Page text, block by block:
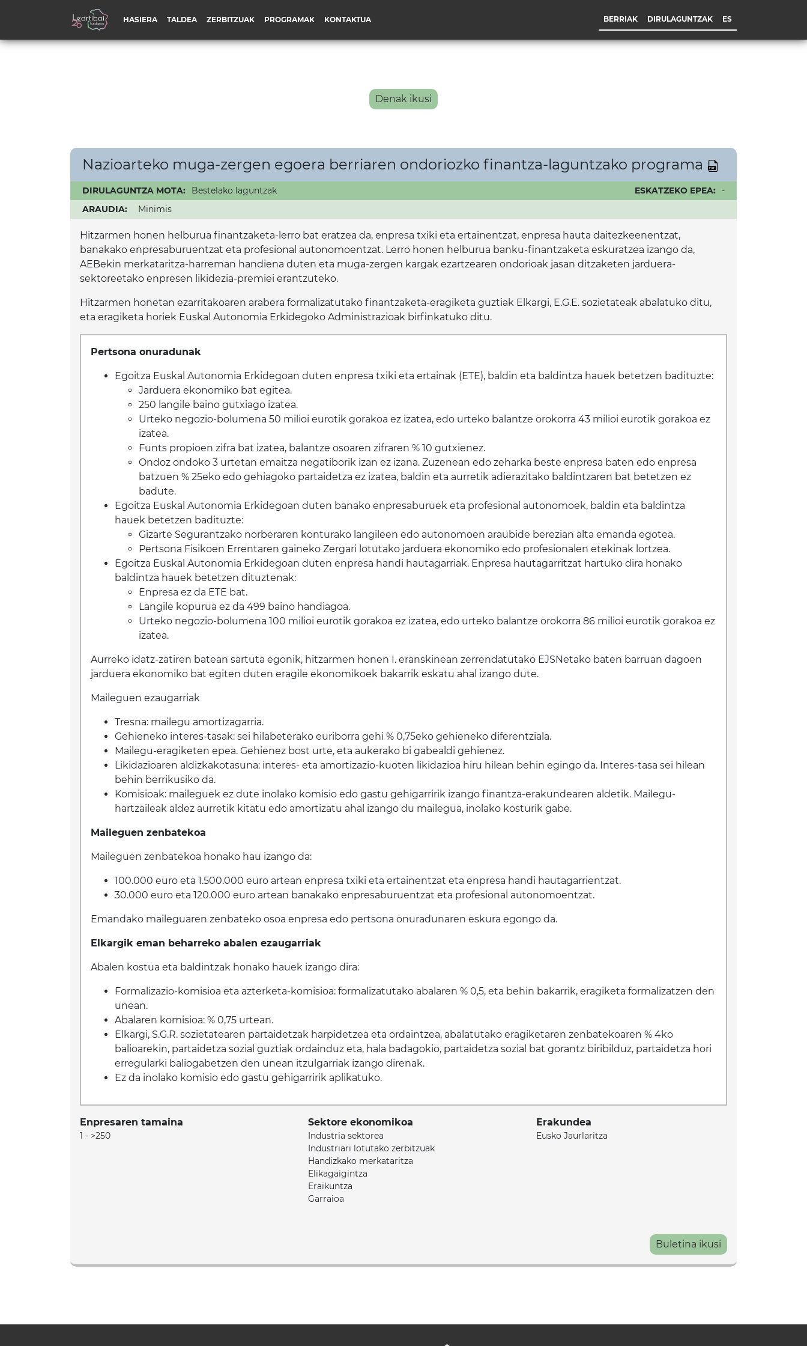
HASIERA TALDEA ZERBITZUAK PROGRAMAK KONTAKTUA BERRIAK DIRULAGUNTZAK ES
Denak ikusi
Nazioarteko muga-zergen egoera berriaren ondoriozko finantza-laguntzako programa
DIRULAGUNTZA MOTA: Bestelako laguntzak ESKATZEKO EPEA:
-
ARAUDIA:
Minimis
Hitzarmen honen helburua finantzaketa-lerro bat eratzea da, enpresa txiki eta ertainentzat, enpresa hauta daitezkeenentzat,
banakako enpresaburuentzat eta profesional autonomoentzat. Lerro honen helburua banku-finantzaketa eskuratzea izango da,
AEBekin merkataritza-harreman handiena duten eta muga-zergen kargak ezartzearen ondorioak jasan ditzaketen jarduera-
sektoreetako enpresen likidezia-premiei erantzuteko.
Hitzarmen honetan ezarritakoaren arabera formalizatutako finantzaketa-eragiketa guztiak Elkargi, E.G.E. sozietateak abalatuko ditu,
eta eragiketa horiek Euskal Autonomia Erkidegoko Administrazioak birfinkatuko ditu.
Pertsona onuradunak
Egoitza Euskal Autonomia Erkidegoan duten enpresa txiki eta ertainak (ETE), baldin eta baldintza hauek betetzen badituzte:
Jarduera ekonomiko bat egitea.
250 langile baino gutxiago izatea.
Urteko negozio-bolumena 50 milioi eurotik gorakoa ez izatea, edo urteko balantze orokorra 43 milioi eurotik gorakoa ez
izatea.
Funts propioen zifra bat izatea, balantze osoaren zifraren % 10 gutxienez.
Ondoz ondoko 3 urtetan emaitza negatiborik izan ez izana. Zuzenean edo zeharka beste enpresa baten edo enpresa
batzuen % 25eko edo gehiagoko partaidetza ez izatea, baldin eta aurretik adierazitako baldintzaren bat betetzen ez
badute.
Egoitza Euskal Autonomia Erkidegoan duten banako enpresaburuek eta profesional autonomoek, baldin eta baldintza
hauek betetzen badituzte:
Gizarte Segurantzako norberaren konturako langileen edo autonomoen araubide berezian alta emanda egotea.
Pertsona Fisikoen Errentaren gaineko Zergari lotutako jarduera ekonomiko edo profesionalen etekinak lortzea.
Egoitza Euskal Autonomia Erkidegoan duten enpresa handi hautagarriak. Enpresa hautagarritzat hartuko dira honako
baldintza hauek betetzen dituztenak:
Enpresa ez da ETE bat.
Langile kopurua ez da 499 baino handiagoa.
Urteko negozio-bolumena 100 milioi eurotik gorakoa ez izatea, edo urteko balantze orokorra 86 milioi eurotik gorakoa ez
izatea.
Aurreko idatz-zatiren batean sartuta egonik, hitzarmen honen I. eranskinean zerrendatutako EJSNetako baten barruan dagoen
jarduera ekonomiko bat egiten duten eragile ekonomikoek bakarrik eskatu ahal izango dute.
Maileguen ezaugarriak
Tresna: mailegu amortizagarria.
Gehieneko interes-tasak: sei hilabeterako euriborra gehi % 0,75eko gehieneko diferentziala.
Mailegu-eragiketen epea. Gehienez bost urte, eta aukerako bi gabealdi gehienez.
Likidazioaren aldizkakotasuna: interes- eta amortizazio-kuoten likidazioa hiru hilean behin egingo da. Interes-tasa sei hilean
behin berrikusiko da.
Komisioak: maileguek ez dute inolako komisio edo gastu gehigarririk izango finantza-erakundearen aldetik. Mailegu-
hartzaileak aldez aurretik kitatu edo amortizatu ahal izango du mailegua, inolako kosturik gabe.
Maileguen zenbatekoa
Maileguen zenbatekoa honako hau izango da:
100.000 euro eta 1.500.000 euro artean enpresa txiki eta ertainentzat eta enpresa handi hautagarrientzat.
30.000 euro eta 120.000 euro artean banakako enpresaburuentzat eta profesional autonomoentzat.
Emandako maileguaren zenbateko osoa enpresa edo pertsona onuradunaren eskura egongo da.
Elkargik eman beharreko abalen ezaugarriak
Abalen kostua eta baldintzak honako hauek izango dira:
Formalizazio-komisioa eta azterketa-komisioa: formalizatutako abalaren % 0,5, eta behin bakarrik, eragiketa formalizatzen den
unean.
Abalaren komisioa: % 0,75 urtean.
Elkargi, S.G.R. sozietatearen partaidetzak harpidetzea eta ordaintzea, abalatutako eragiketaren zenbatekoaren % 4ko
balioarekin, partaidetza sozial guztiak ordainduz eta, hala badagokio, partaidetza sozial bat gorantz biribilduz, partaidetza hori
erregularki baliogabetzen den unean itzulgarriak izango direnak.
Ez da inolako komisio edo gastu gehigarririk aplikatuko.
Enpresaren tamaina
1 - >250
Sektore ekonomikoa
Industria sektorea
Industriari lotutako zerbitzuak
Handizkako merkataritza
Elikagaigintza
Eraikuntza
Garraioa
Erakundea
Eusko Jaurlaritza
Buletina ikusi